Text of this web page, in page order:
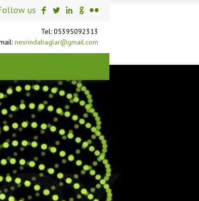
us
Tel: 05395092313
nesrindabaglar@gmail.com